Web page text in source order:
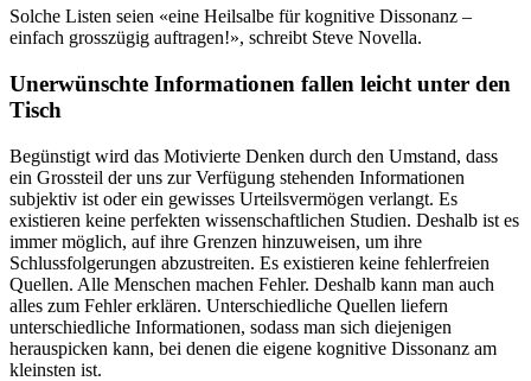
Solche Listen seien «eine Heilsalbe für kognitive Dissonanz –
einfach grosszügig auftragen!», schreibt Steve Novella.
Unerwünschte Informationen fallen leicht unter den
Tisch
Begünstigt wird das Motivierte Denken durch den Umstand, dass
ein Grossteil der uns zur Verfügung stehenden Informationen
subjektiv ist oder ein gewisses Urteilsvermögen verlangt. Es
existieren keine perfekten wissenschaftlichen Studien. Deshalb ist es
immer möglich, auf ihre Grenzen hinzuweisen, um ihre
Schlussfolgerungen abzustreiten. Es existieren keine fehlerfreien
Quellen. Alle Menschen machen Fehler. Deshalb kann man auch
alles zum Fehler erklären. Unterschiedliche Quellen liefern
unterschiedliche Informationen, sodass man sich diejenigen
herauspicken kann, bei denen die eigene kognitive Dissonanz am
kleinsten ist.